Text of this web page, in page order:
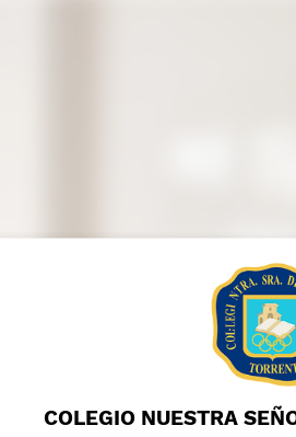
COLEGIO NUESTRA